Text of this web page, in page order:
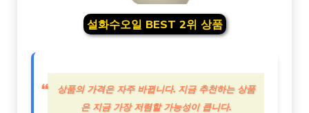
설화수오일 BEST 2위 상품
상품의 가격은 자주 바뀝니다. 지금 추천하는 상품
은 지금 가장 저렴할 가능성이 큽니다.